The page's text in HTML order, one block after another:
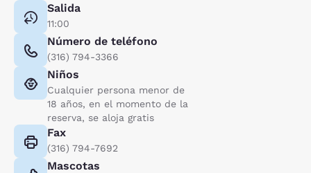
Salida
11:00
Número de teléfono
(316) 794-3366
Niños
Cualquier persona menor de
18 años, en el momento de la
reserva, se aloja gratis
Fax
(316) 794-7692
Mascotas